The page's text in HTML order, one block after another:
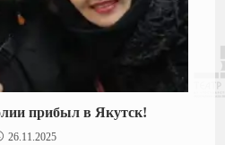
прибыл в Якутск!
26.11.2025